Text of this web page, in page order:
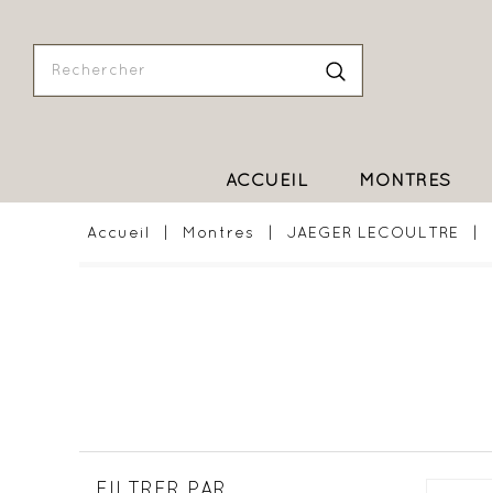
ACCUEIL MONTRES
Accueil Montres JAEGER LECOULTRE
FILTRER PAR